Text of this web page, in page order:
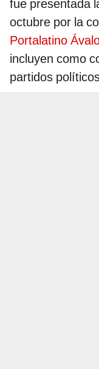
fue presentada
octubre por la
Portalatino
incluyen como
partidos